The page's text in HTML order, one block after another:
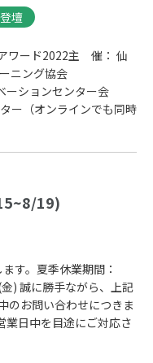
登壇
ワード2022主 催： 仙
ラーニング協会
ーションセンター会
ー（オンラインでも同時
19)
す。夏季休業期間：
) 誠に勝手ながら、上記
のお問い合わせにつきま
業日中を目途にご対応さ